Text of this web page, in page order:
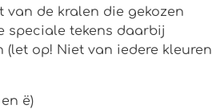
van de kralen die gekozen
speciale tekens daarbij
(let op! Niet van iedere kleuren
ë)